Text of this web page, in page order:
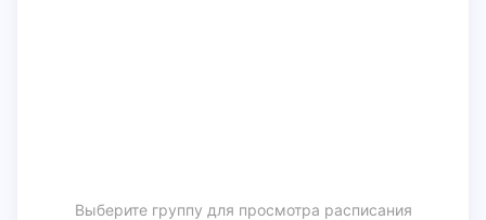
Выберите группу для просмотра расписания